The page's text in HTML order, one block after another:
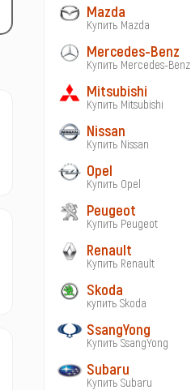
Mazda
Купить Mazda
Mercedes-Benz
Купить Mercedes-Benz
Mitsubishi
Купить Mitsubishi
Nissan
Купить Nissan
Opel
Купить Opel
Peugeot
Купить Peugeot
Renault
Купить Renault
Skoda
купить Skoda
SsangYong
Купить SsangYong
Subaru
Купить Subaru